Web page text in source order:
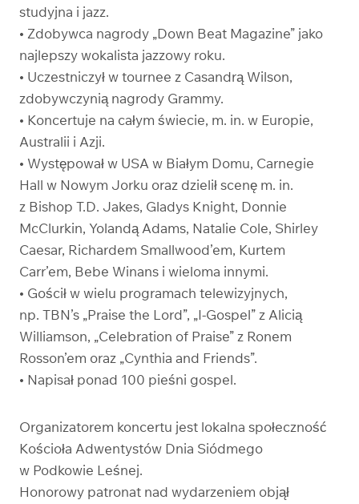
studyjna i jazz.
• Zdobywca nagrody „Down Beat Magazine” jako
najlepszy wokalista jazzowy roku.
• Uczestniczył w tournee z Casandrą Wilson,
zdobywczynią nagrody Grammy.
• Koncertuje na całym świecie, m. in. w Europie,
Australii i Azji.
• Występował w USA w Białym Domu, Carnegie
Hall w Nowym Jorku oraz dzielił scenę m. in.
z Bishop T.D. Jakes, Gladys Knight, Donnie
McClurkin, Yolandą Adams, Natalie Cole, Shirley
Caesar, Richardem Smallwood’em, Kurtem
Carr’em, Bebe Winans i wieloma innymi.
• Gościł w wielu programach telewizyjnych,
np. TBN’s „Praise the Lord”, „I-Gospel” z Alicią
Williamson, „Celebration of Praise” z Ronem
Rosson’em oraz „Cynthia and Friends”.
• Napisał ponad 100 pieśni gospel.
Organizatorem koncertu jest lokalna społeczność
Kościoła Adwentystów Dnia Siódmego
w Podkowie Leśnej.
Honorowy patronat nad wydarzeniem objął